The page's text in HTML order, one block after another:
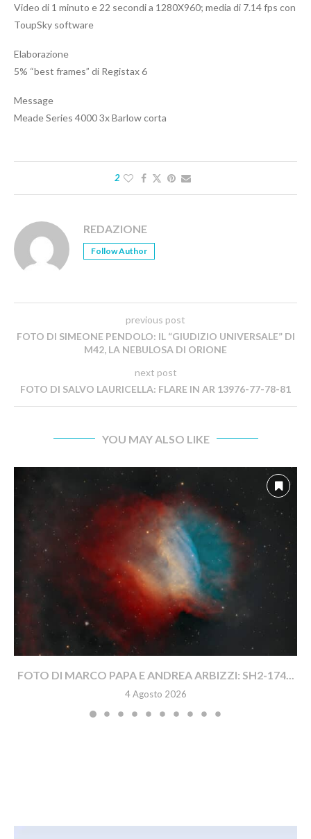
Video di 1 minuto e 22 secondi a 1280X960; media di 7.14 fps con
ToupSky software
Elaborazione
5% “best frames” di Registax 6
Message
Meade Series 4000 3x Barlow corta
2
REDAZIONE
Follow Author
previous post
FOTO DI SIMEONE PENDOLO: IL “GIUDIZIO UNIVERSALE” DI
M42, LA NEBULOSA DI ORIONE
next post
FOTO DI SALVO LAURICELLA: FLARE IN AR 13976-77-78-81
YOU MAY ALSO LIKE
FOTO DI MARCO PAPA E ANDREA ARBIZZI: SH2-174...
4 Agosto 2026